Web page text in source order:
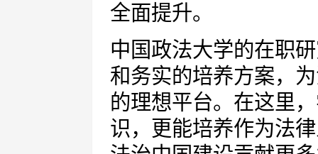
全面提升。
中国政法大学的在职
和务实的培养方案，
的理想平台。在这里
识，更能培养作为法